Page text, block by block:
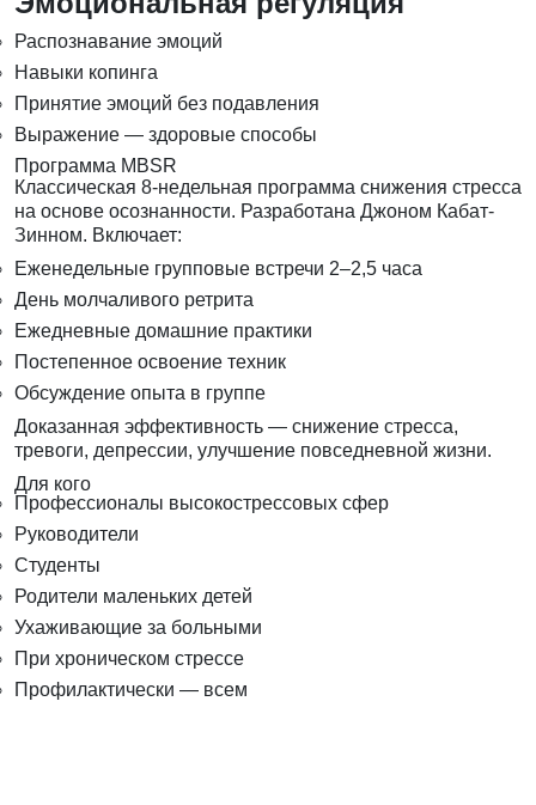
Распознавание эмоций
Навыки копинга
Принятие эмоций без подавления
Выражение — здоровые способы
Программа MBSR
Классическая 8-недельная программа снижения стресса
на основе осознанности. Разработана Джоном Кабат-
Зинном. Включает:
Еженедельные групповые встречи 2–2,5 часа
День молчаливого ретрита
Ежедневные домашние практики
Постепенное освоение техник
Обсуждение опыта в группе
Доказанная эффективность — снижение стресса,
тревоги, депрессии, улучшение повседневной жизни.
Для кого
Профессионалы высокострессовых сфер
Руководители
Студенты
Родители маленьких детей
Ухаживающие за больными
При хроническом стрессе
Профилактически — всем